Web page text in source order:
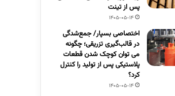
پس از تینت
1405-05-14
اختصاصی بسپار/ جمع‌شدگی
در قالب‌گیری تزریقی؛ چگونه
می توان کوچک شدن قطعات
پلاستیکی پس از تولید را کنترل
کرد؟
1405-05-14